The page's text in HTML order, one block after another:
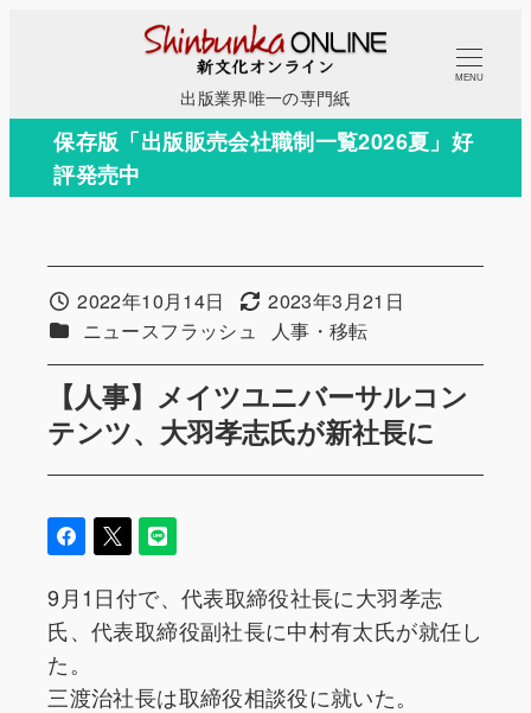
コ
テ
出版業界唯一の専門紙
MENU
保存版「出版販売会社職制一覧2026夏」好
評発売中
【人事】メイツユニバーサルコン
テンツ、大羽孝志氏が新社長に
投稿日2022年10月14日 更新日2023年3月21日
カテゴリー
ニュースフラッシュ カテゴリー
人事・移転
9月1日付で、代表取締役社長に大羽孝志
氏、代表取締役副社長に中村有太氏が就任し
た。
三渡治社長は取締役相談役に就いた。